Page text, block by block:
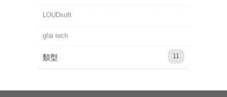
LOUDsoft
gfai tech
類型 11